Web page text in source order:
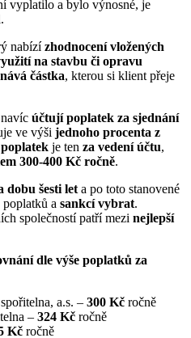
vyplatilo a bylo výnosné, je
.
nabízízhodnocení vložených
na stavbu či opravu
částka, kterou si klient přeje
účtují poplatek za sjednání
ve výši jednoho procenta z
poplatek je ten za vedení účtu,
300-400 Kč ročně.
dobu šesti let a po toto stanovené
poplatků a sankcí vybrat.
společností patří mezi nejlepší
dle výše poplatků za
a.s. – 300 Kč ročně
– 324 Kč ročně
Kč ročně